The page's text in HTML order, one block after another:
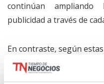
continúan
publicidad a través de
En contraste, según
publicidad display, en
afiliación donde se